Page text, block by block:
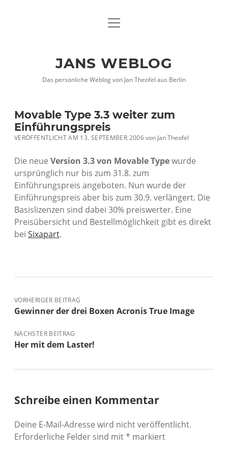
DATENSCHUTZHINWEISE
twitterfacebook
xing
Menü
JANS WEBLOG
Das persönliche Weblog von Jan Theofel aus Berlin
Movable Type 3.3 weiter zum
Einführungspreis
VERÖFFENTLICHT AM 13. SEPTEMBER 2006von Jan Theofel
Die neue Version 3.3 von Movable Typewurde
ursprünglich nur bis zum 31.8. zum
Einführungspreis angeboten. Nun wurde der
Einführungspreis aber bis zum 30.9. verlängert. Die
Basislizenzen sind dabei 30% preiswerter. Eine
Preisübersicht und Bestellmöglichkeit gibt es direkt
bei Sixapart.
VORHERIGER BEITRAG
Gewinner der drei Boxen Acronis True Image
NÄCHSTER BEITRAG
Her mit dem Laster!
Schreibe einen Kommentar
Deine E-Mail-Adresse wird nicht veröffentlicht.
Erforderliche Felder sind mit* markiert